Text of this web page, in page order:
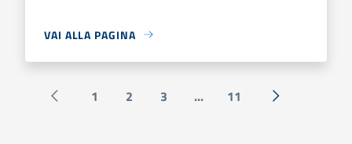
VAI ALLA PAGINA
Pagina precedente
1 2 3 ... 11 Successiva »